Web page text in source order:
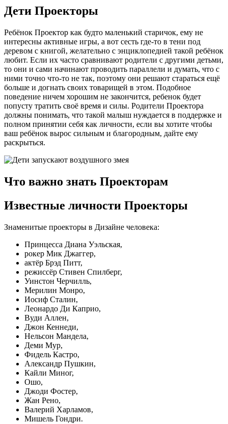
Дети Проекторы
Ребёнок Проектор как будто маленький старичок, ему не
интересны активные игры, а вот сесть где-то в тени под
деревом с книгой, желательно с энциклопедией такой ребёнок
любит. Если их часто сравнивают родители с другими детьми,
то они и сами начинают проводить параллели и думать, что с
ними точно что-то не так, поэтому они решают стараться ещё
больше и догнать своих товарищей в этом. Подобное
поведение ничем хорошим не закончится, ребенок будет
попусту тратить своё время и силы. Родители Проектора
должны понимать, что такой малыш нуждается в поддержке и
полном принятии себя как личности, если вы хотите чтобы
ваш ребёнок вырос сильным и благородным, дайте ему
раскрыться.
Что важно знать Проекторам
Известные личности Проекторы
Знаменитые проекторы в Дизайне человека:
Принцесса Диана Уэльская,
рокер Мик Джаггер,
актёр Брэд Питт,
режиссёр Стивен Спилберг,
Уинстон Черчилль,
Мерилин Монро,
Иосиф Сталин,
Леонардо Ди Каприо,
Вуди Аллен,
Джон Кеннеди,
Нельсон Мандела,
Деми Мур,
Фидель Кастро,
Александр Пушкин,
Кайли Миног,
Ошо,
Джоди Фостер,
Жан Рено,
Валерий Харламов,
Мишель Гондри.